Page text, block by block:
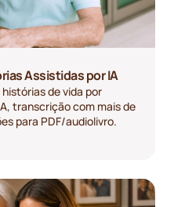
Assistidas por IA
de vida por
transcrição com mais de
para PDF/audiolivro.